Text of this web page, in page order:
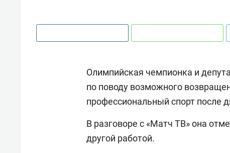
Олимпийская чемпионка и
по поводу возможного
профессиональный спорт после
В разговоре с «Матч ТВ» она
другой работой.